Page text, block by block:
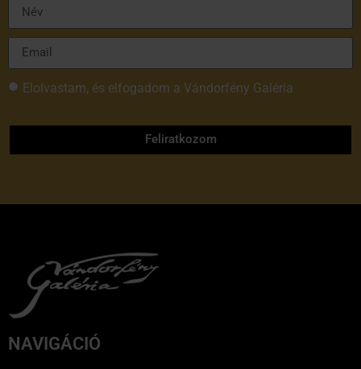
Elolvastam, és elfogadom a Vándorfény Galéria
Feliratkozom
NAVIGÁCIÓ